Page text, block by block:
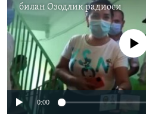
билан Озодлик радиоси
Айни дамда медиа-
0:00